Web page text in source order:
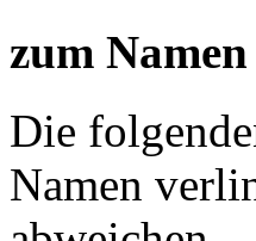
zum Namen
Die
Namen